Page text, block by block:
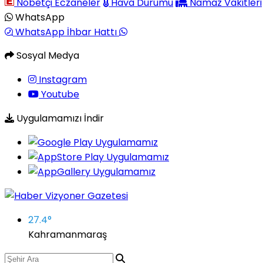
WhatsApp
WhatsApp İhbar Hattı
Sosyal Medya
Instagram
Youtube
Uygulamamızı İndir
27.4°
Kahramanmaraş